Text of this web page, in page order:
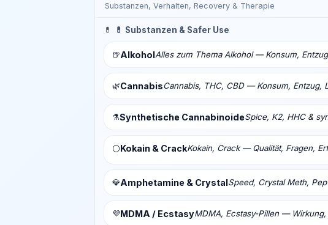
Substanzen, Verhalten, Recovery & Therapie
💊 💊 Substanzen & Safer Use
🍺AlkoholAlles zum Thema Alkohol — Konsum,
🌿CannabisCannabis, THC, CBD — Konsum, Entzug,
⚗️Synthetische CannabinoideSpice, K2, HHC &
⚪Kokain & CrackKokain, Crack — Qualität, Fragen,
💎Amphetamine & CrystalSpeed, Crystal Meth,
💜MDMA / EcstasyMDMA, Ecstasy-Pillen —